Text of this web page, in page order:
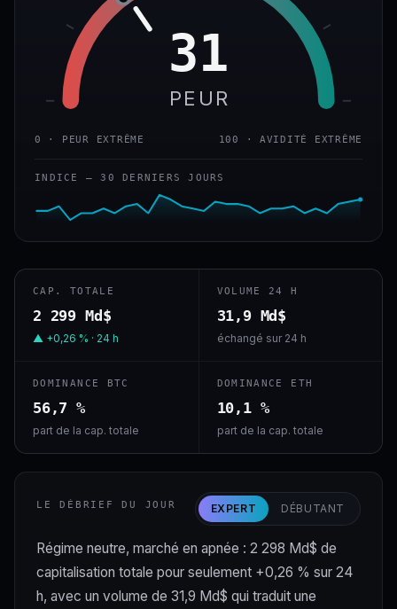
31
PEUR
0 · PEUR EXTRÊME 100 · AVIDITÉ EXTRÊME
INDICE — 30 DERNIERS JOURS
CAP. TOTALE
2 299 Md$
▲ +0,26 % · 24 h
VOLUME 24 H
31,9 Md$
échangé sur 24 h
DOMINANCE BTC
56,7 %
part de la cap. totale
DOMINANCE ETH
10,1 %
part de la cap. totale
LE DÉBRIEF DU JOUR EXPERT DÉBUTANT
Régime neutre, marché en apnée : 2 298 Md$ de
capitalisation totale pour seulement +0,26 % sur 24
h, avec un volume de 31,9 Md$ qui traduit une